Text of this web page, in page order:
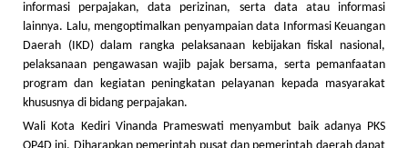
informasi perpajakan, data perizinan, serta data atau informasi
lainnya. Lalu, mengoptimalkan penyampaian data Informasi Keuangan
Daerah (IKD) dalam rangka pelaksanaan kebijakan fiskal nasional,
pelaksanaan pengawasan wajib pajak bersama, serta pemanfaatan
program dan kegiatan peningkatan pelayanan kepada masyarakat
khususnya di bidang perpajakan.
Wali Kota Kediri Vinanda Prameswati menyambut baik adanya PKS